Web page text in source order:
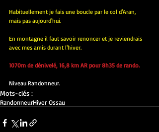
Habituellement je fais une boucle par le col d'Aran,
mais pas aujourd'hui.
En montagne il faut savoir renoncer et je reviendrais
avec mes amis durant l'hiver.
1070m de dénivelé, 16,8 km AR pour 8h35 de rando.
Niveau Randonneur.
Mots-clés :
RandonneurHiver Ossau